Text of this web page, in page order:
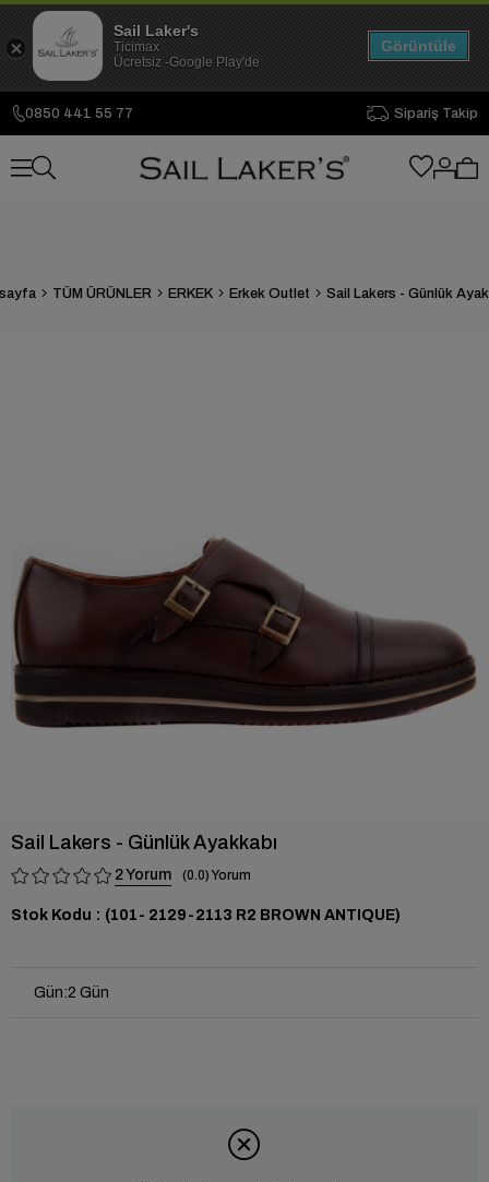
0850 441 55 77 Sipariş Takip
TÜM ÜRÜNLER ERKEK Erkek Outlet Sail Lakers - Günlük
Sail Lakers - Günlük Ayakkabı
2 0.0
Stok Kodu (101- 2129-2113 R2 BROWN ANTIQUE)
Gün:2 Gün
Sail Laker's
Ticimax
Ücretsiz -Google Play'de
Görüntüle